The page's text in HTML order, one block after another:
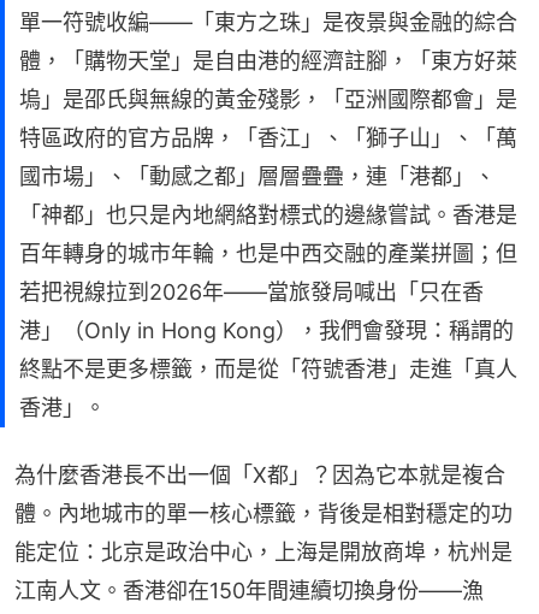
單一符號收編——「東方之珠」是夜景與金融的綜合
體，「購物天堂」是自由港的經濟註腳，「東方好萊
塢」是邵氏與無線的黃金殘影，「亞洲國際都會」是
特區政府的官方品牌，「香江」、「獅子山」、「萬
國市場」、「動感之都」層層疊疊，連「港都」、
「神都」也只是內地網絡對標式的邊緣嘗試。香港是
百年轉身的城市年輪，也是中西交融的產業拼圖；但
若把視線拉到2026年——當旅發局喊出「只在香
港」（Only in Hong Kong），我們會發現：稱謂的
終點不是更多標籤，而是從「符號香港」走進「真人
香港」。
為什麼香港長不出一個「X都」？因為它本就是複合
體。內地城市的單一核心標籤，背後是相對穩定的功
能定位：北京是政治中心，上海是開放商埠，杭州是
江南人文。香港卻在150年間連續切換身份——漁